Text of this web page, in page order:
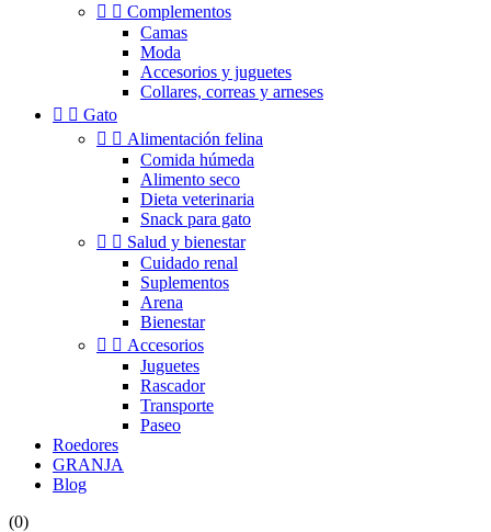
  Complementos
Camas
Moda
Accesorios y juguetes
Collares, correas y arneses
  Gato
  Alimentación felina
Comida húmeda
Alimento seco
Dieta veterinaria
Snack para gato
  Salud y bienestar
Cuidado renal
Suplementos
Arena
Bienestar
  Accesorios
Juguetes
Rascador
Transporte
Paseo
Roedores
GRANJA
Blog
(0)